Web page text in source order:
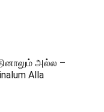
அல்ல –
Alla